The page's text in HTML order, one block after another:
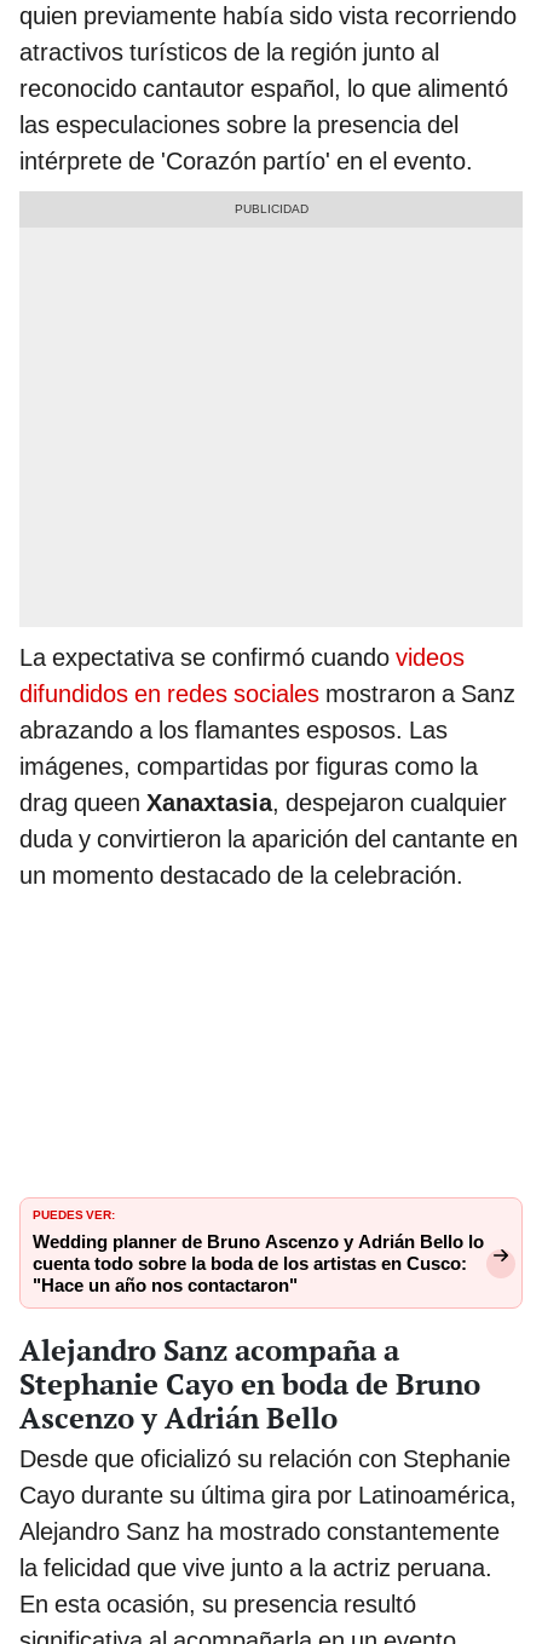
quien previamente había sido vista recorriendo
atractivos turísticos de la región junto al
reconocido cantautor español, lo que alimentó
las especulaciones sobre la presencia del
intérprete de 'Corazón partío' en el evento.
La expectativa se confirmó cuando videos
difundidos en redes sociales mostraron a Sanz
abrazando a los flamantes esposos. Las
imágenes, compartidas por figuras como la
drag queen Xanaxtasia, despejaron cualquier
duda y convirtieron la aparición del cantante en
un momento destacado de la celebración.
PUEDES VER:
Wedding planner de Bruno Ascenzo y Adrián Bello lo
cuenta todo sobre la boda de los artistas en Cusco:
"Hace un año nos contactaron"
Alejandro Sanz acompaña a
Stephanie Cayo en boda de Bruno
Ascenzo y Adrián Bello
Desde que oficializó su relación con Stephanie
Cayo durante su última gira por Latinoamérica,
Alejandro Sanz ha mostrado constantemente
la felicidad que vive junto a la actriz peruana.
En esta ocasión, su presencia resultó